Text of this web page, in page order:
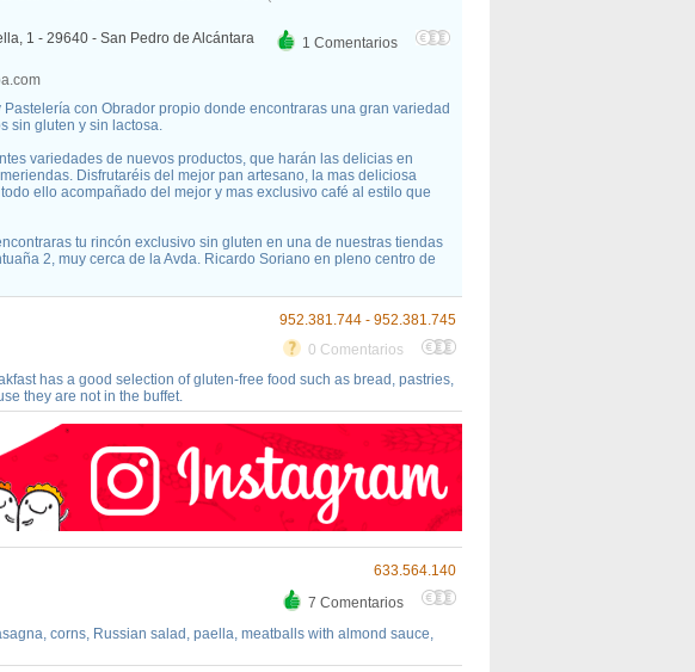
1 Comentarios
1 - 29640 - San Pedro de Alcántara
con Obrador propio donde encontraras una gran variedad
sin gluten y sin lactosa.
variedades de nuevos productos, que harán las delicias en
Disfrutaréis del mejor pan artesano, la mas deliciosa
ello acompañado del mejor y mas exclusivo café al estilo que
tu rincón exclusivo sin gluten en una de nuestras tiendas
2, muy cerca de la Avda. Ricardo Soriano en pleno centro de
952.381.744 - 952.381.745
0 Comentarios
has a good selection of gluten-free food such as bread, pastries,
they are not in the buffet.
633.564.140
7 Comentarios
corns, Russian salad, paella, meatballs with almond sauce,